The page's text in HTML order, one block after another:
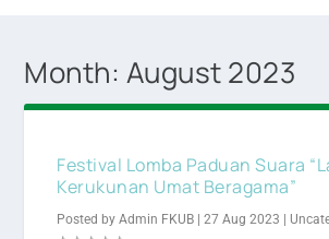
Month: August 2023
Festival Lomba Paduan Suara
Kerukunan Umat Beragama”
Posted byAdmin FKUB |27 Aug 2023